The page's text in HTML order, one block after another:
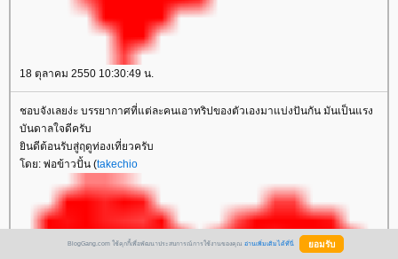
18 ตุลาคม 2550 10:30:49 น.
ชอบจังเลยง่ะ บรรยากาศที่แต่ละคนเอาทริปของตัวเองมาแบ่งปันกัน มันเป็นแรง
บันดาลใจดีครับ
ินดีต้อนรับสู่ฤดูท่องเที่ยวครับ
ดย: พ่อข้าวปั้น (takechio
BlogGang.com ใช้คุกกี้เพื่อพัฒนาประสบการณ์การใช้งานของคุณ อ่านเพิ่มเติมได้ที่นี่